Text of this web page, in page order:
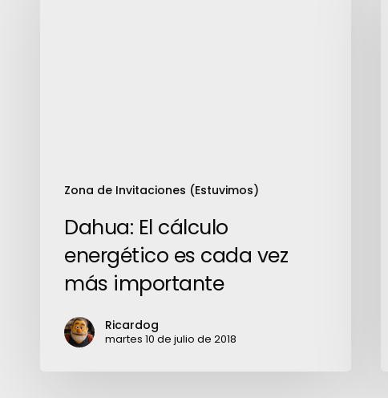
Zona de Invitaciones (Estuvimos)
Dahua: El cálculo
energético es cada vez
más importante
Ricardog
martes 10 de julio de 2018